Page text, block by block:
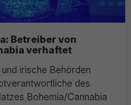
Betreiber von
verhaftet
irische Behörden
des
Bohemia/Cannabia